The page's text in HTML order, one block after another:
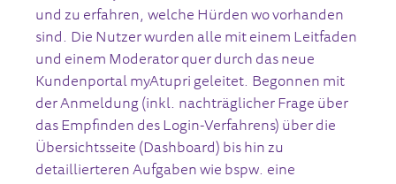
und zu erfahren, welche Hürden wo vorhanden
sind. Die Nutzer wurden alle mit einem Leitfaden
und einem Moderator quer durch das neue
Kundenportal myAtupri geleitet. Begonnen mit
der Anmeldung (inkl. nachträglicher Frage über
das Empfinden des Login-Verfahrens) über die
Übersichtsseite (Dashboard) bis hin zu
detaillierteren Aufgaben wie bspw. eine